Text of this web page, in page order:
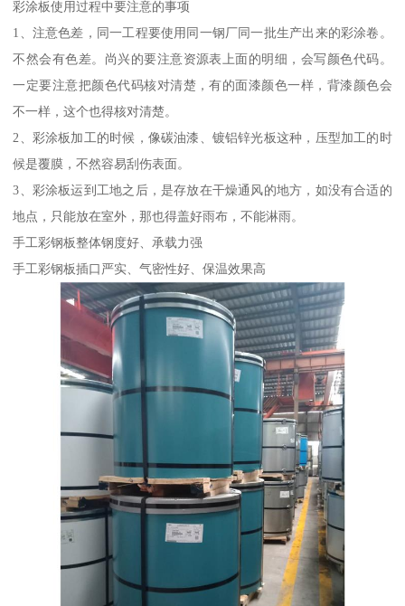
彩涂板使用过程中要注意的事项
1、注意色差，同一工程要使用同一钢厂同一批生产出来的彩涂卷。
不然会有色差。尚兴的要注意资源表上面的明细，会写颜色代码。
一定要注意把颜色代码核对清楚，有的面漆颜色一样，背漆颜色会
不一样，这个也得核对清楚。
2、彩涂板加工的时候，像碳油漆、镀铝锌光板这种，压型加工的时
候是覆膜，不然容易刮伤表面。
3、彩涂板运到工地之后，是存放在干燥通风的地方，如没有合适的
地点，只能放在室外，那也得盖好雨布，不能淋雨。
手工彩钢板整体钢度好、承载力强
手工彩钢板插口严实、气密性好、保温效果高